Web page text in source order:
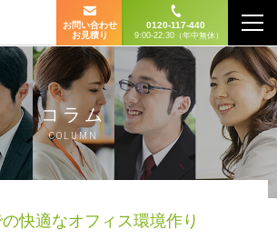
お問い合わせ
お見積り
0120-117-440
9:00-22:30（年中無休）
コラム
COLUMN
快適なオフィス環境作り